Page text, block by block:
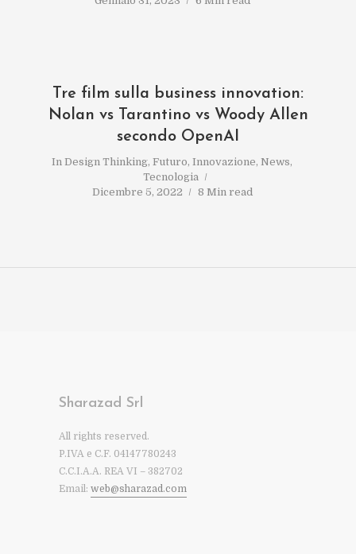
Tre film sulla business innovation:
Nolan vs Tarantino vs Woody Allen
secondo OpenAI
In Design Thinking, Futuro, Innovazione, News,
Tecnologia
Dicembre 5, 2022
8 Min read
Sharazad Srl
All rights reserved.
P.IVA e C.F. 04147780243
C.C.I.A.A. REA VI – 382702
Email: web@sharazad.com